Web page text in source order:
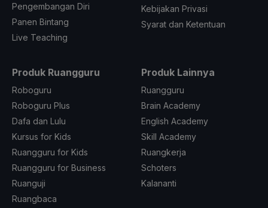
Pengembangan Diri
Panen Bintang
Live Teaching
Kebijakan Privasi
Syarat dan Ketentuan
Produk Ruangguru
Roboguru
Roboguru Plus
Dafa dan Lulu
Kursus for Kids
Ruangguru for Kids
Ruangguru for Business
Ruanguji
Ruangbaca
Produk Lainnya
Ruangguru
Brain Academy
English Academy
Skill Academy
Ruangkerja
Schoters
Kalananti